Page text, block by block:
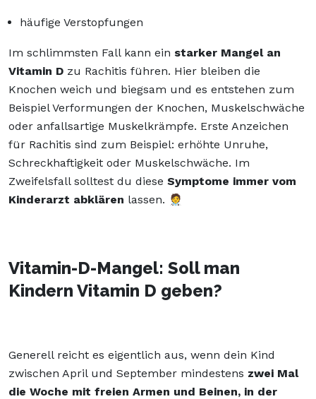
häufige Verstopfungen
Im schlimmsten Fall kann ein starker Mangel an
Vitamin D zu Rachitis führen. Hier bleiben die
Knochen weich und biegsam und es entstehen zum
Beispiel Verformungen der Knochen, Muskelschwäche
oder anfallsartige Muskelkrämpfe. Erste Anzeichen
für Rachitis sind zum Beispiel: erhöhte Unruhe,
Schreckhaftigkeit oder Muskelschwäche. Im
Zweifelsfall solltest du diese Symptome immer vom
Kinderarzt abklären lassen. 🧑‍⚕️
Vitamin-D-Mangel: Soll man
Kindern Vitamin D geben?
Generell reicht es eigentlich aus, wenn dein Kind
zwischen April und September mindestens zwei Mal
die Woche mit freien Armen und Beinen, in der